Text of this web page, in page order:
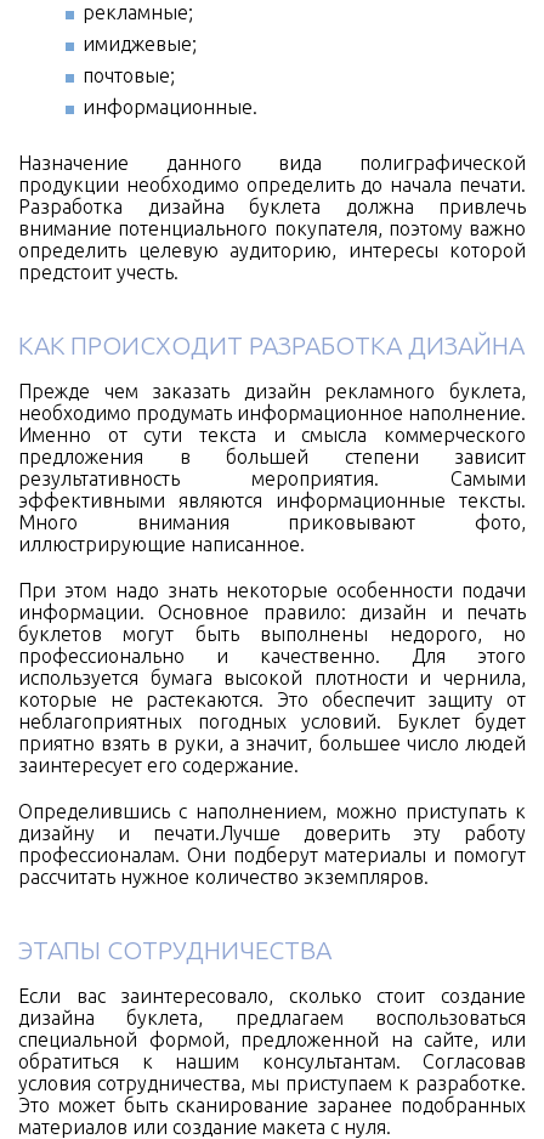
рекламные;
имиджевые;
почтовые;
информационные.
Назначение данного вида полиграфической
продукции необходимо определить до начала печати.
Разработка дизайна буклета должна привлечь
внимание потенциального покупателя, поэтому важно
определить целевую аудиторию, интересы которой
предстоит учесть.
КАК ПРОИСХОДИТ РАЗРАБОТКА ДИЗАЙНА
Прежде чем заказать дизайн рекламного буклета,
необходимо продумать информационное наполнение.
Именно от сути текста и смысла коммерческого
предложения в большей степени зависит
результативность мероприятия. Самыми
эффективными являются информационные тексты.
Много внимания приковывают фото,
иллюстрирующие написанное.
При этом надо знать некоторые особенности подачи
информации. Основное правило: дизайн и печать
буклетов могут быть выполнены недорого, но
профессионально и качественно. Для этого
используется бумага высокой плотности и чернила,
которые не растекаются. Это обеспечит защиту от
неблагоприятных погодных условий. Буклет будет
приятно взять в руки, а значит, большее число людей
заинтересует его содержание.
Определившись с наполнением, можно приступать к
дизайну и печати.Лучше доверить эту работу
профессионалам. Они подберут материалы и помогут
рассчитать нужное количество экземпляров.
ЭТАПЫ СОТРУДНИЧЕСТВА
Если вас заинтересовало, сколько стоит создание
дизайна буклета, предлагаем воспользоваться
специальной формой, предложенной на сайте, или
обратиться к нашим консультантам. Согласовав
условия сотрудничества, мы приступаем к разработке.
Это может быть сканирование заранее подобранных
материалов или создание макета с нуля.